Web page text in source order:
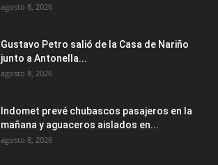
agosto 8, 2026
Gustavo Petro salió de la Casa de Nariño
junto a Antonella...
agosto 8, 2026
Indomet prevé chubascos pasajeros en la
mañana y aguaceros aislados en...
agosto 8, 2026